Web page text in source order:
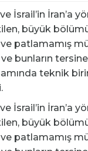
İsrail’in İran’a
büyük
ve patlamamış
bunların
teknik
İsrail’in İran’a
büyük
ve patlamamış